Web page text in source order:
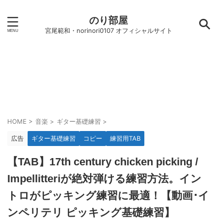
のり部屋
宮尾範和・norinori0107 オフィシャルサイト
HOME > 音楽 > ギター基礎練習 >
広告 ギター基礎練習 コピー 練習用TAB
【TAB】17th century chicken picking /
Impellitteriが絶対弾ける練習方法。イン
トロがピッキング練習に最適！【動画･イ
ンペリテリ ピッキング基礎練習】